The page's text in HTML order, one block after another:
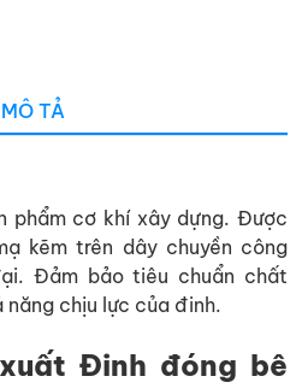
MÔ TẢ
phẩm cơ khí xây dựng. Được
kẽm trên dây chuyền công
Đảm bảo tiêu chuẩn chất
năng chịu lực của đinh.
Đinh đóng bê